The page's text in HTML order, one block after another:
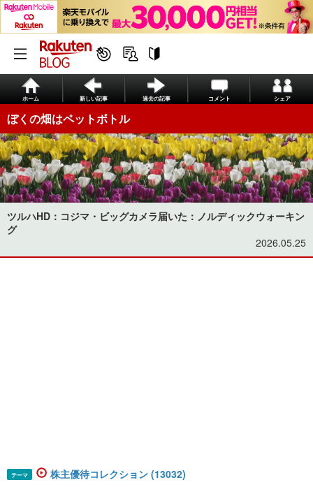
ホーム 新しい記事 過去の記事 コメント シェア
ぼくの畑はペットボトル
ツルハHD：コジマ・ビッグカメラ届いた：ノルディックウォーキン
グ
2026.05.25
テーマ 株主優待コレクション (13032)